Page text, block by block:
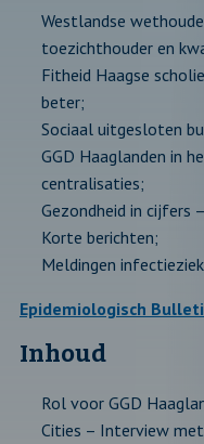
Westlandse
toezichthouder en
Fitheid Haagse
beter;
Sociaal uitgesloten
GGD Haaglanden in
centralisaties;
Gezondheid in cijfers
Korte berichten;
Meldingen
Epidemiologisch
Inhoud
Rol voor GGD
Cities – Interview